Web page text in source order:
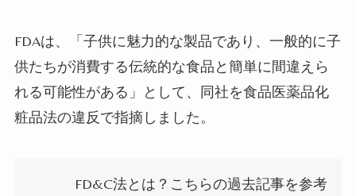
FDAは、「子供に魅力的な製品であり、一般的に子
供たちが消費する伝統的な食品と簡単に間違えら
れる可能性がある」として、同社を食品医薬品化
粧品法の違反で指摘しました。
FD&C法とは？こちらの過去記事を参考